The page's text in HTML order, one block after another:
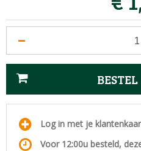
Log in met je
Voor 12:00u besteld,